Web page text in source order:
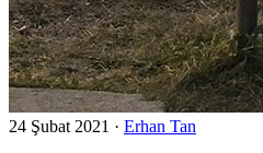
24 Şubat 2021 · Erhan Tan